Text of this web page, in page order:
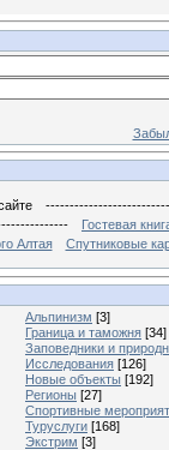
Гостевая
Алтая Спутниковые
Альпинизм [3]
Граница и таможня [34]
Заповедники и
Исследования [126]
Новые объекты [192]
Регионы [27]
Спортивные
Туруслуги [168]
Экстрим [3]